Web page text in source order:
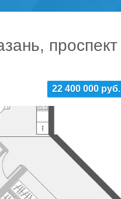
проспект
22 400 000 руб.